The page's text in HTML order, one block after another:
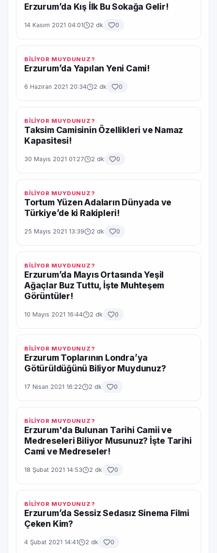
Erzurum’da Kış İlk Bu Sokağa Gelir!
14 Kasım 2021 04:01 2 dk 0
BİLİYOR MUYDUNUZ?
Erzurum’da Yapılan Yeni Cami!
6 Haziran 2021 20:34 2 dk 0
BİLİYOR MUYDUNUZ?
Taksim Camisinin Özellikleri ve Namaz
Kapasitesi!
30 Mayıs 2021 01:27 2 dk 0
BİLİYOR MUYDUNUZ?
Tortum Yüzen Adaların Dünyada ve
Türkiye’de ki Rakipleri!
25 Mayıs 2021 13:39 2 dk 0
BİLİYOR MUYDUNUZ?
Erzurum’da Mayıs Ortasında Yeşil
Ağaçlar Buz Tuttu, İşte Muhteşem
Görüntüler!
10 Mayıs 2021 16:44 2 dk 0
BİLİYOR MUYDUNUZ?
Erzurum Toplarının Londra’ya
Götürüldüğünü Biliyor Muydunuz?
17 Nisan 2021 16:22 2 dk 0
BİLİYOR MUYDUNUZ?
Erzurum'da Bulunan Tarihi Camii ve
Medreseleri Biliyor Musunuz? İşte Tarihi
Cami ve Medreseler!
18 Şubat 2021 14:53 2 dk 0
BİLİYOR MUYDUNUZ?
Erzurum’da Sessiz Sedasız Sinema Filmi
Çeken Kim?
4 Şubat 2021 14:41 2 dk 0